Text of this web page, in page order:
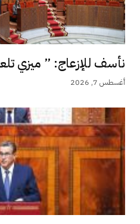
نأسف للإزعاج: ” ميزي
أغسطس 7, 2026